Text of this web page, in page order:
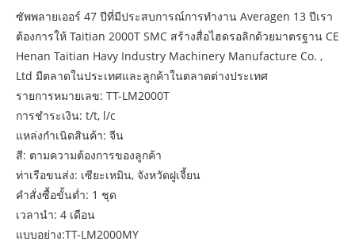
ซัพพลายเออร์ 47 ปีที่มีประสบการณ์การทำงาน Averagen 13 ปีเรา
ต้องการให้ Taitian 2000T SMC สร้างสื่อไฮดรอลิกด้วยมาตรฐาน CE
Henan Taitian Havy Industry Machinery Manufacture Co. ,
Ltd มีตลาดในประเทศและลูกค้าในตลาดต่างประเทศ
รายการหมายเลข: TT-LM2000T
การชำระเงิน: t/t, l/c
แหล่งกำเนิดสินค้า: จีน
สี: ตามความต้องการของลูกค้า
ท่าเรือขนส่ง: เซียะเหมิน, จังหวัดฝูเจี้ยน
คำสั่งซื้อขั้นต่ำ: 1 ชุด
เวลานำ: 4 เดือน
แบบอย่าง:TT-LM2000MY